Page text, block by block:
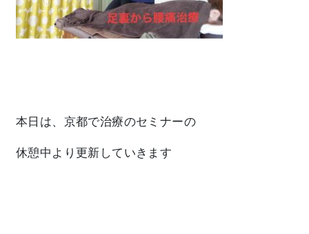
本日は、京都で治療のセミナーの
休憩中より更新していきます